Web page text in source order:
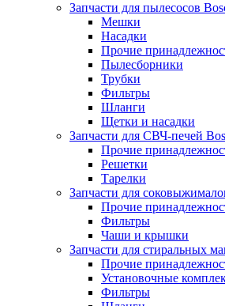
Запчасти для пылесосов
Мешки
Насадки
Прочие
Пылесборники
Трубки
Фильтры
Шланги
Щетки и насадки
Запчасти для СВЧ-печей
Прочие
Решетки
Тарелки
Запчасти для
Прочие
Фильтры
Чаши и крышки
Запчасти для стиральных
Прочие
Установочные
Фильтры